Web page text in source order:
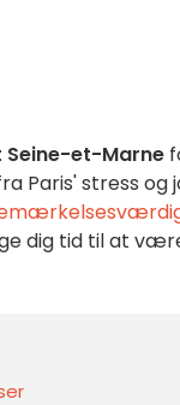
et-Marne
Paris' stress og
dig tid til at